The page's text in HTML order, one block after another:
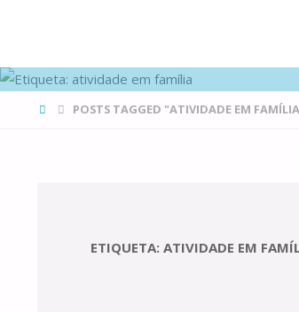
HOMEPOSTS TAGGED "ATIVIDADE EM
ETIQUETA: ATIVIDADE EM